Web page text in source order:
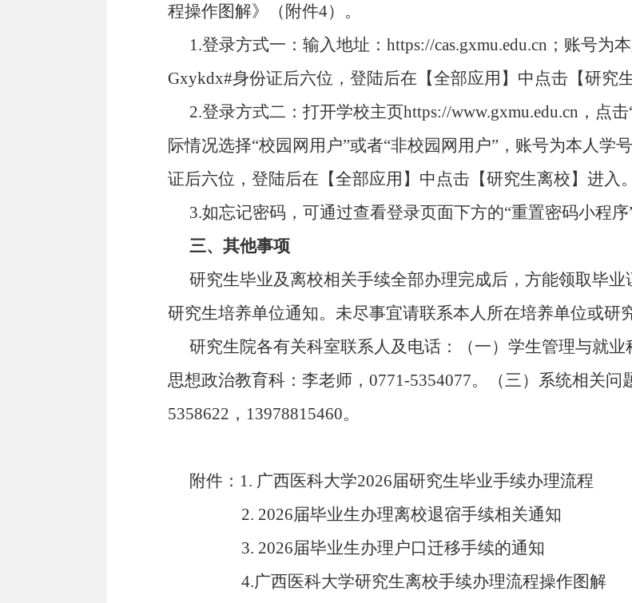
程操作图解》（附件4）。
1.登录方式一：输入地址： https://cas.gxmu.edu.cn ；账号为
Gxykdx#身份证后六位，登陆后在【全部应用】中点击【研究
2.登录方式二：打开学校主页https://www.gxmu.edu.cn ，点
际情况选择“校园网用户”或者“非校园网用户”，账号为本人学
证后六位，登陆后在【全部应用】中点击【研究生离校】进入。
3.如忘记密码，可通过查看登录页面下方的“重置密码小程序
三、其他事项
研究生毕业及离校相关手续全部办理完成后，方能领取毕
研究生培养单位通知。未尽事宜请联系本人所在培养单位或研
研究生院各有关科室联系人及电话：（一）学生管理与就业
思想政治教育科：李老师 ， 0771-5354077。（三）系统相关问
5358622 ， 13978815460。
附件： 1. 广西医科大学2026届研究生毕业手续办理流程
2. 2026届毕业生办理离校退宿手续相关通知
3. 2026届毕业生办理户口迁移手续的通知
4.广西医科大学研究生离校手续办理流程操作图解